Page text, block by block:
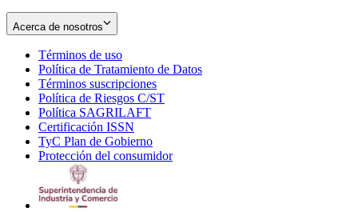
Acerca de nosotros
Términos de uso
in
new
window
Política de Tratamiento de Datos
Términos suscripciones
in
Política de Riesgos C/ST
Política SAGRILAFT
new
window
Certificación ISSN
in
new
TyC Plan de Gobierno
in
Protección del consumidorOpens